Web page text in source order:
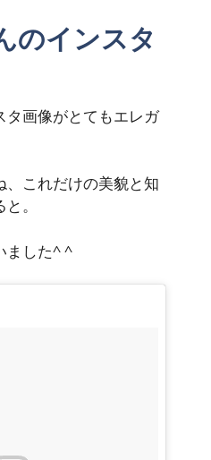
のインスタ
タ画像がとてもエレガ
、これだけの美貌と知
。
ました^ ^